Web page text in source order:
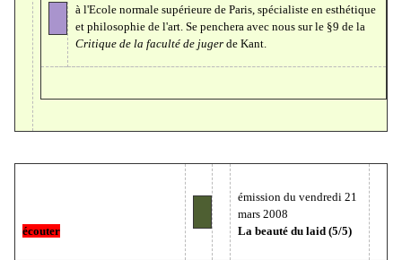
à l'Ecole normale supérieure de Paris, spécialiste en esthétique
et philosophie de l'art. Se penchera avec nous sur le §9 de la
Critique de la faculté de juger de Kant.
écouter
émission du vendredi 21
mars 2008
La beauté du laid (5/5)